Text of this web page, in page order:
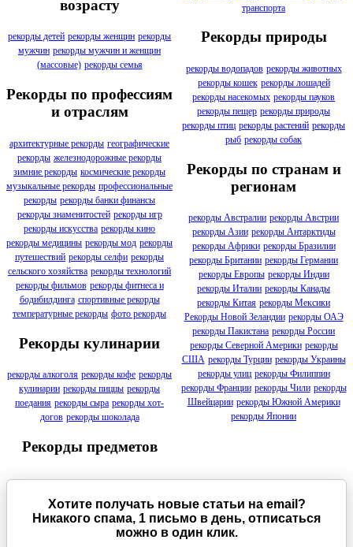
возрасту
рекорды детей рекорды женщин рекорды
мужчин рекорды мужчин и женщин
(массовые) рекорды семья
Рекорды по профессиям
и отраслям
архитектурные рекорды географические
рекорды железнодорожные рекорды
зимние рекорды космические рекорды
музыкальные рекорды профессиональные
рекорды рекорды банки финансы
рекорды знаменитостей рекорды игр
рекорды искусства рекорды кино
рекорды медицины рекорды мод рекорды
путешествий рекорды селфи рекорды
сельского хозяйства рекорды технологий
рекорды фильмов рекорды фитнеса и
бодибилдинга спортивные рекорды
температурные рекорды фото рекорды
Рекорды кулинарии
рекорды алкоголя рекорды кофе рекорды
кулинарии рекорды пиццы рекорды
поедания рекорды сыра рекорды хот-
догов рекорды шоколада
Рекорды предметов
транспорта
Рекорды природы
рекорды водопадов рекорды животных
рекорды кошек рекорды лошадей
рекорды насекомых рекорды пауков
рекорды пещер рекорды природы
рекорды птиц рекорды растений рекорды
рыб рекорды собак
Рекорды по странам и
регионам
рекорды Австралии рекорды Австрии
рекорды Азии рекорды Антарктиды
рекорды Африки рекорды Бразилии
рекорды Британии рекорды Германии
рекорды Европы рекорды Индии
рекорды Италии рекорды Канады
рекорды Китая рекорды Мексики
Рекорды Новой Зеландии рекорды ОАЭ
рекорды Пакистана рекорды России
рекорды Северной Америки рекорды
США рекорды Турции рекорды Украины
рекорды улиц рекорды Филиппин
рекорды Франции рекорды Чили рекорды
Швейцарии рекорды Южной Америки
рекорды Японии
Хотите получать новые статьи на email?
Никакого спама, 1 письмо в день, отписаться
можно в один клик.